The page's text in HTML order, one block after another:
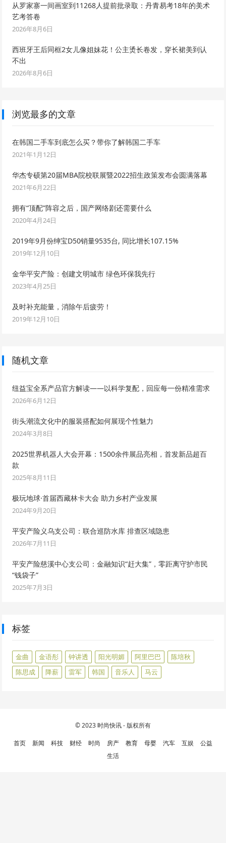
从罗家寨一间画室到11268人提前批录取：丹青易考18年的美术
艺考答卷
2026年8月6日
西班牙王后同框2女儿像姐妹花！公主烫长卷发，穿长裙美到认
不出
2026年8月6日
浏览最多的文章
在韩国二手车到底怎么买？带你了解韩国二手车
2021年1月12日
华杰专硕第20届MBA院校联展暨2022招生政策发布会圆满落幕
2021年6月22日
拥有“顶配”阵容之后，国产网络剧还需要什么
2020年4月24日
2019年9月份绅宝D50销量9535台, 同比增长107.15%
2019年12月10日
金华平安产险：创建文明城市 绿色环保我先行
2023年4月25日
及时补充能量，消除午后疲劳！
2019年12月10日
随机文章
纽益宝全系产品官方解读——以科学复配，回应每一份精准需求
2026年6月12日
街头潮流文化中的服装搭配如何展现个性魅力
2024年3月8日
2025世界机器人大会开幕：1500余件展品亮相，首发新品超百
款
2025年8月11日
极玩地球·首届西藏林卡大会 助力乡村产业发展
2024年9月20日
平安产险义乌支公司：联合巡防水库 排查区域隐患
2026年7月11日
平安产险慈溪中心支公司：金融知识“赶大集”，零距离守护市民
“钱袋子”
2025年7月3日
标签
金曲 金语彤 钟讲透 阳光明媚 阿里巴巴
陈培秋
陈思成
降薪 雷军 韩国 音乐人 马云
© 2023时尚快讯- 版权所有
首页 新闻 科技 财经 时尚 房产 教育 母婴 汽车 互娱
公益
生活